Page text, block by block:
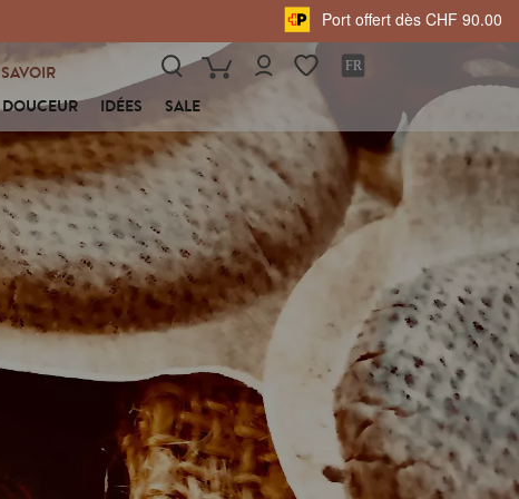
Port offert dès CHF 90.00
DOUCEUR IDÉES SALE
SAVOIR